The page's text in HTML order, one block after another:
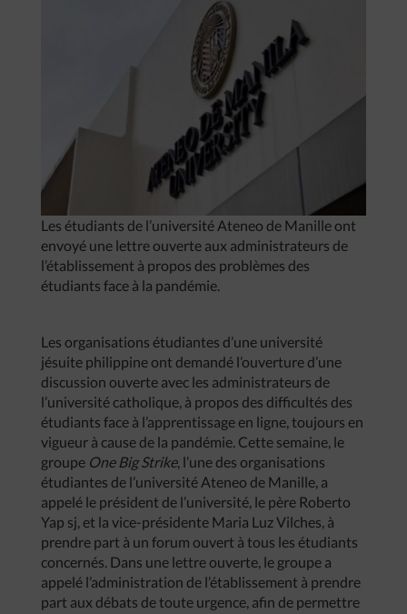
Les étudiants de l’université Ateneo de Manille ont
envoyé une lettre ouverte aux administrateurs de
l’établissement à propos des problèmes des
étudiants face à la pandémie.
Les organisations étudiantes d’une université
jésuite philippine ont demandé l’ouverture d’une
discussion ouverte avec les administrateurs de
l’université catholique, à propos des difficultés des
étudiants face à l’apprentissage en ligne, toujours en
vigueur à cause de la pandémie. Cette semaine, le
groupe One Big Strike, l’une des organisations
étudiantes de l’université Ateneo de Manille, a
appelé le président de l’université, le père Roberto
Yap sj, et la vice-présidente Maria Luz Vilches, à
prendre part à un forum ouvert à tous les étudiants
concernés. Dans une lettre ouverte, le groupe a
appelé l’administration de l’établissement à prendre
part aux débats de toute urgence, afin de permettre